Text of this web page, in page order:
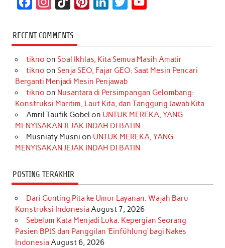
c
e
b
o
k
s
t
a
r
a
m
k
T
o
k
t
e
r
e
s
t
k
e
d
I
n
t
t
r
T
u
e
RECENT COMMENTS
tikno on Soal Ikhlas, Kita Semua Masih Amatir
tikno on Senja SEO, Fajar GEO: Saat Mesin Pencari
Berganti Menjadi Mesin Penjawab
tikno on Nusantara di Persimpangan Gelombang:
Konstruksi Maritim, Laut Kita, dan Tanggung Jawab Kita
Amril Taufik Gobel on UNTUK MEREKA, YANG
MENYISAKAN JEJAK INDAH DI BATIN
Musniaty Musni on UNTUK MEREKA, YANG
MENYISAKAN JEJAK INDAH DI BATIN
POSTING TERAKHIR
Dari Gunting Pita ke Umur Layanan: Wajah Baru
Konstruksi Indonesia August 7, 2026
Sebelum Kata Menjadi Luka: Kepergian Seorang
Pasien BPJS dan Panggilan ‘Einfühlung’ bagi Nakes
Indonesia August 6, 2026